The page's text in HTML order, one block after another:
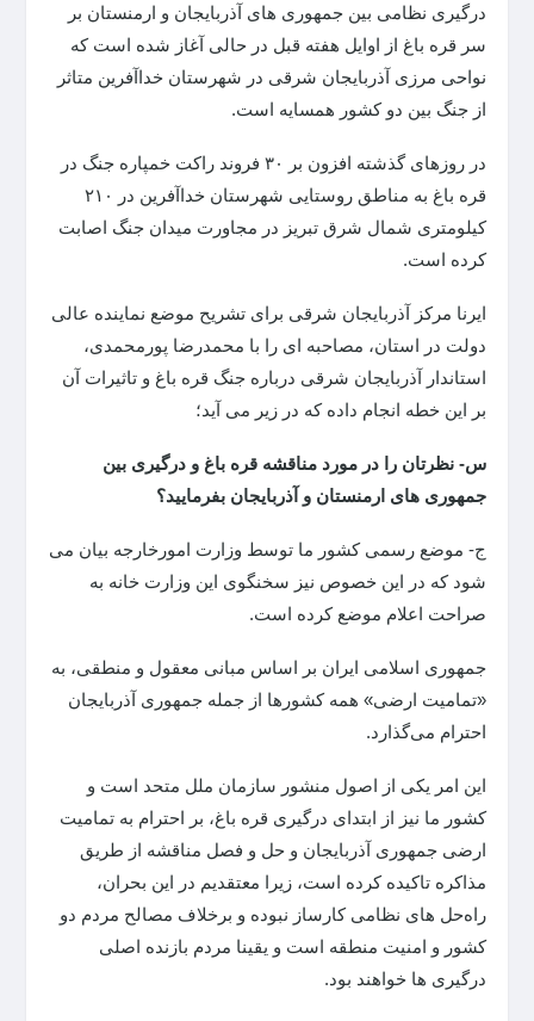
درگیری نظامی بین جمهوری های آذربایجان و ارمنستان بر
سر قره باغ از اوایل هفته قبل در حالی آغاز شده است که
نواحی مرزی آذربایجان شرقی در شهرستان خداآفرین متاثر
از جنگ بین دو کشور همسایه است.
در روزهای گذشته افزون بر ۳۰ فروند راکت خمپاره جنگ در
قره باغ به مناطق روستایی شهرستان خداآفرین در ۲۱۰
کیلومتری شمال شرق تبریز در مجاورت میدان جنگ اصابت
کرده است.
ایرنا مرکز آذربایجان شرقی برای تشریح موضع نماینده عالی
دولت در استان، مصاحبه ای را با محمدرضا پورمحمدی،
استاندار آذربایجان شرقی درباره جنگ قره باغ و تاثیرات آن
بر این خطه انجام داده که در زیر می آید؛
س- نظرتان را در مورد مناقشه قره باغ و درگیری بین
جمهوری های ارمنستان و آذربایجان بفرمایید؟
ج- موضع رسمی کشور ما توسط وزارت امورخارجه بیان می
شود که در این خصوص نیز سخنگوی این وزارت خانه به
صراحت اعلام موضع کرده است.
جمهوری اسلامی ایران بر اساس مبانی معقول و منطقی، به
«تمامیت ارضی» همه کشورها از جمله جمهوری آذربایجان
احترام می‌گذارد.
این امر یکی از اصول منشور سازمان ملل متحد است و
کشور ما نیز از ابتدای درگیری قره باغ، بر احترام به تمامیت
ارضی جمهوری آذربایجان و حل و فصل مناقشه از طریق
مذاکره تاکیده کرده است، زیرا معتقدیم در این بحران،
راه‌حل های نظامی کارساز نبوده و برخلاف مصالح مردم دو
کشور و امنیت منطقه است و یقینا مردم بازنده اصلی
درگیری ها خواهند بود.